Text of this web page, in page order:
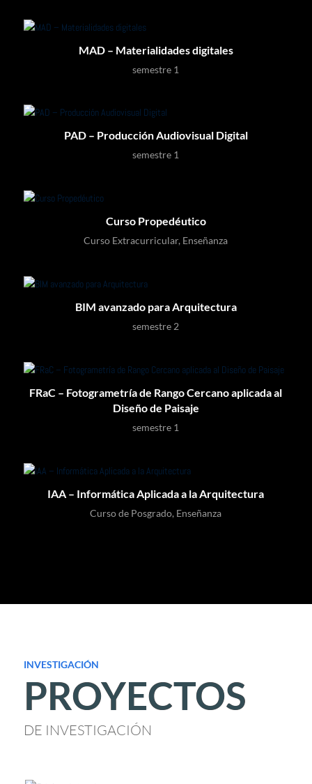
MAD – Materialidades digitales
semestre 1
PAD – Producción Audiovisual Digital
semestre 1
Curso Propedéutico
Curso Extracurricular, Enseñanza
BIM avanzado para Arquitectura
semestre 2
FRaC – Fotogrametría de Rango Cercano aplicada al
Diseño de Paisaje
semestre 1
IAA – Informática Aplicada a la Arquitectura
Curso de Posgrado, Enseñanza
INVESTIGACIÓN
PROYECTOS
DE INVESTIGACIÓN